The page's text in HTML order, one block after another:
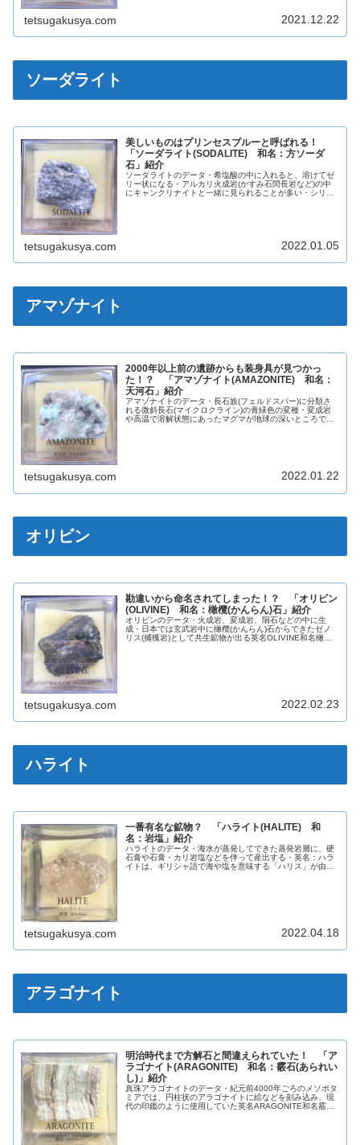
tetsugakusya.com 2021.12.22
ソーダライト
美しいものはプリンセスブルーと呼ばれる！
「ソーダライト(SODALITE) 和名：方ソーダ
石」紹介
ソーダライトのデータ・希塩酸の中に入れると、溶けてゼ
リー状になる・アルカリ火成岩(かすみ石閃長岩など)の中
にキャンクリナイトと一緒に見られることが多い・シリカ
tetsugakusya.com 2022.01.05
アマゾナイト
2000年以上前の遺跡からも装身具が見つかっ
た！？ 「アマゾナイト(AMAZONITE) 和名：
天河石」紹介
アマゾナイトのデータ・長石族(フェルドスパー)に分類さ
れる微斜長石(マイクロクライン)の青緑色の変種・変成岩
や高温で溶解状態にあったマグマが地球の深いところで固
tetsugakusya.com 2022.01.22
オリビン
勘違いから命名されてしまった！？ 「オリビン
(OLIVINE) 和名：橄欖(かんらん)石」紹介
オリビンのデータ・火成岩、変成岩、隕石などの中に生
成・日本では玄武岩中に橄欖(かんらん)石からできたゼノ
リス(捕獲岩)として共生鉱物が出る英名OLIVINE和名橄欖
tetsugakusya.com 2022.02.23
ハライト
一番有名な鉱物？ 「ハライト(HALITE) 和
名：岩塩」紹介
ハライトのデータ・海水が蒸発してできた蒸発岩層に、硬
石膏や石膏・カリ岩塩などを伴って産出する・英名：ハラ
イトは、ギリシャ語で海や塩を意味する「ハリス」が由来
tetsugakusya.com 2022.04.18
アラゴナイト
明治時代まで方解石と間違えられていた！ 「ア
ラゴナイト(ARAGONITE) 和名：霰石(あられい
し)」紹介
真珠アラゴナイトのデータ・紀元前4000年ごろのメソポタ
ミアでは、円柱状のアラゴナイトに絵などを刻み込み、現
代の印鑑のように使用していた英名ARAGONITE和名霰石